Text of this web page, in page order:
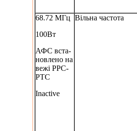
68.72 МГц
100Вт
АФС вста-
новлено на
вежі РРС-
РТС
Inactive
Вільна частота